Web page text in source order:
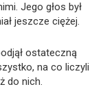
Jego głos był
jeszcze ciężej.
ostateczną
na co liczyli
do nich.